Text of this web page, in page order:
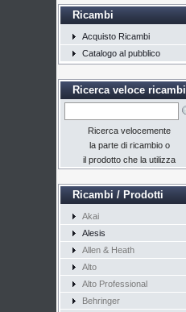
Ricambi
Acquisto Ricambi
Catalogo al pubblico
Ricerca veloce ricambi
Ricerca velocemente
la parte di ricambio o
il prodotto che la utilizza
Ricambi / Prodotti
Akai
Alesis
Allen & Heath
Alto
Alto Professional
Behringer